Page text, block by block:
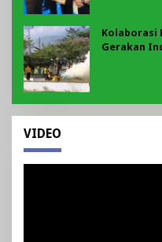
Kolaborasi
Gerakan
VIDEO